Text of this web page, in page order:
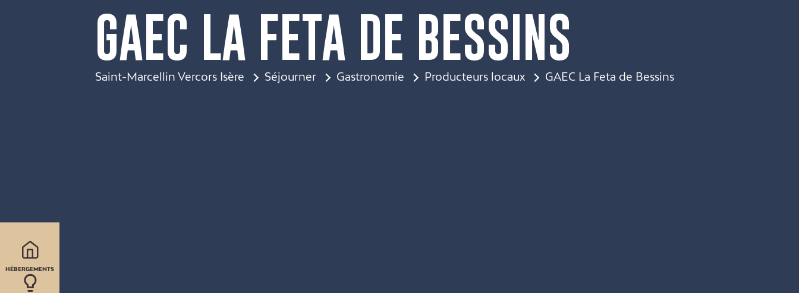
GAEC LA FETA DE BESSINS
Saint-Marcellin Vercors Isère Séjourner Gastronomie Producteurs locaux GAEC La Feta de Bessins
HÉBERGEMENTS